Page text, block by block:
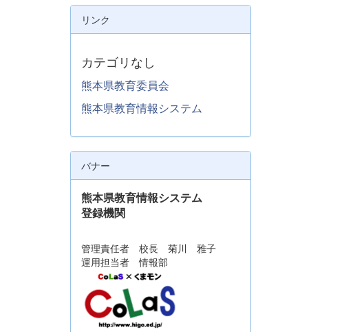
リンク
カテゴリなし
熊本県教育委員会
熊本県教育情報システム
バナー
熊本県教育情報システム
登録機関
管理責任者 校長 菊川 雅子
運用担当者 情報部